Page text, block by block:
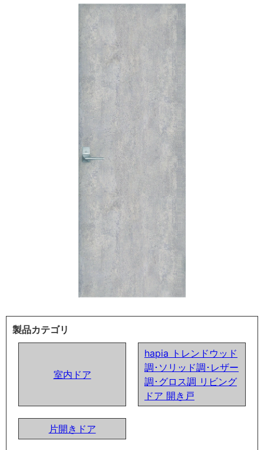
製品カテゴリ
室内ドア
hapia トレンドウッド
調･ソリッド調･レザー
調･グロス調 リビング
ドア 開き戸
片開きドア